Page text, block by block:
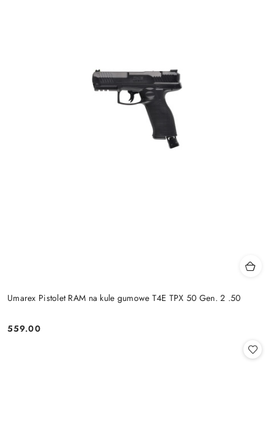
Umarex Pistolet RAM na kule gumowe T4E TPX 50 Gen. 2 .50
Cena:
559.00